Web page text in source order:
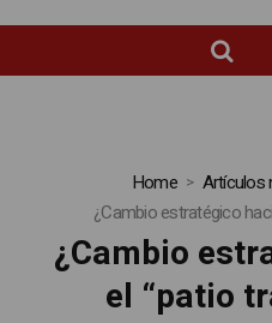
Home
Artículos
¿Cambio estratégico
¿Cambio
el “patio